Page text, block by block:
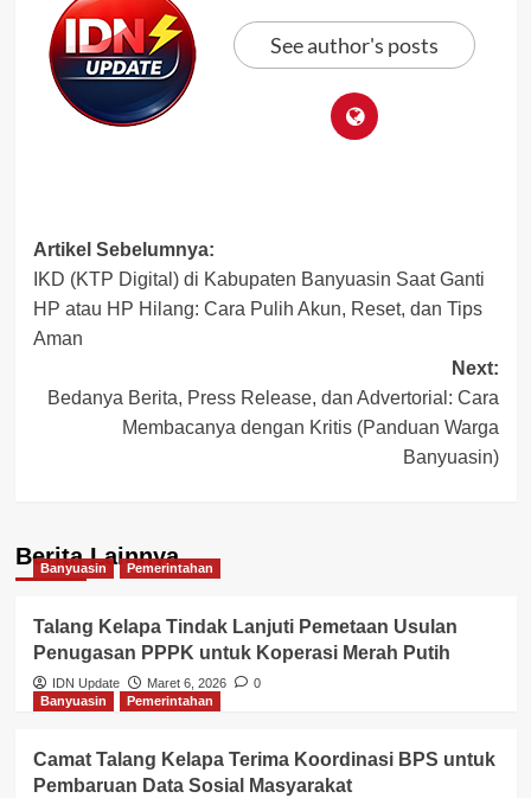
See author's posts
Post
navigation
Artikel Sebelumnya:
IKD (KTP Digital) di Kabupaten Banyuasin Saat Ganti
HP atau HP Hilang: Cara Pulih Akun, Reset, dan Tips
Aman
Next:
Bedanya Berita, Press Release, dan Advertorial: Cara
Membacanya dengan Kritis (Panduan Warga
Banyuasin)
Berita Lainnya
Banyuasin Pemerintahan
Talang Kelapa Tindak Lanjuti Pemetaan Usulan
Penugasan PPPK untuk Koperasi Merah Putih
IDN Update Maret 6, 2026
0
Banyuasin
Pemerintahan
Camat Talang Kelapa Terima Koordinasi BPS untuk
Pembaruan Data Sosial Masyarakat